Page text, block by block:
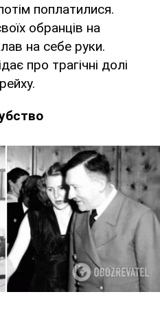
поплатилися.
обранців на
на себе руки.
про трагічні долі